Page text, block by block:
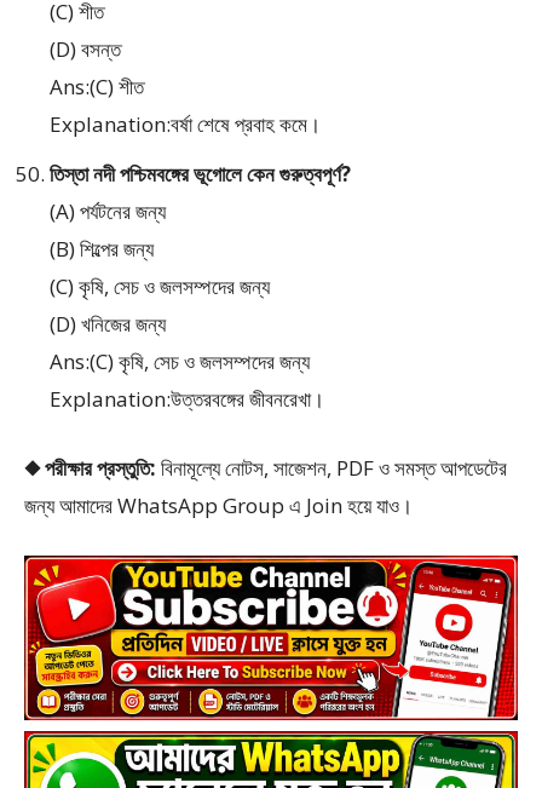
(C) শীত
(D) বসন্ত
Ans:(C) শীত
Explanation:বর্ষা শেষে প্রবাহ কমে।
তিস্তা নদী পশ্চিমবঙ্গের ভূগোলে কেন গুরুত্বপূর্ণ?
(A) পর্যটনের জন্য
(B) শিল্পের জন্য
(C) কৃষি, সেচ ও জলসম্পদের জন্য
(D) খনিজের জন্য
Ans:(C) কৃষি, সেচ ও জলসম্পদের জন্য
Explanation:উত্তরবঙ্গের জীবনরেখা।
◆ পরীক্ষার প্রস্তুতি: বিনামূল্যে নোটস, সাজেশন, PDF ও সমস্ত আপডেটের
জন্য আমাদের WhatsApp Group এ Join হয়ে যাও।